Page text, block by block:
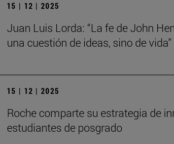
15 | 12 | 2025
Juan Luis Lorda: “La fe de John
una cuestión de ideas, sino de vida”
15 | 12 | 2025
Roche comparte su estrategia de
estudiantes de posgrado